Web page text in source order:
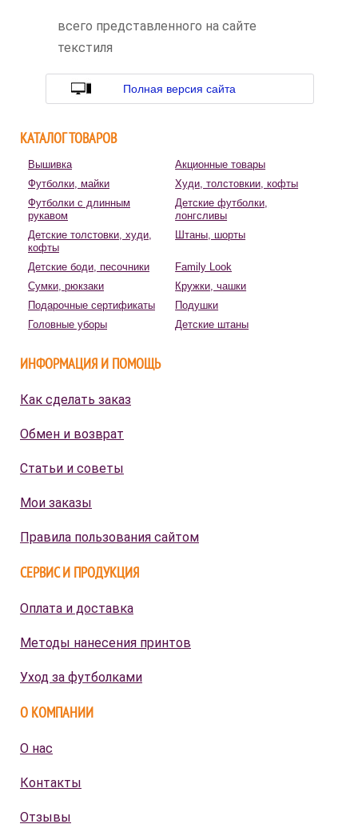
всего представленного на сайте
текстиля
Полная версия сайта
КАТАЛОГ ТОВАРОВ
Вышивка
Акционные товары
Футболки, майки
Худи, толстовкии, кофты
Футболки с длинным
рукавом
Детские футболки,
лонгсливы
Детские толстовки, худи,
кофты
Штаны, шорты
Детские боди, песочники
Family Look
Сумки, рюкзаки
Кружки, чашки
Подарочные сертификаты
Подушки
Головные уборы
Детские штаны
ИНФОРМАЦИЯ И ПОМОЩЬ
Как сделать заказ
Обмен и возврат
Статьи и советы
Мои заказы
Правила пользования сайтом
СЕРВИС И ПРОДУКЦИЯ
Оплата и доставка
Методы нанесения принтов
Уход за футболками
О КОМПАНИИ
О нас
Контакты
Отзывы